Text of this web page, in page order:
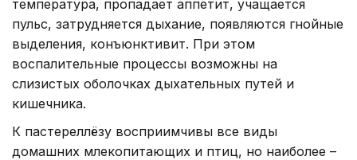
температура, пропадает аппетит, учащается
пульс, затрудняется дыхание, появляются гнойные
выделения, конъюнктивит. При этом
воспалительные процессы возможны на
слизистых оболочках дыхательных путей и
кишечника.
К пастереллёзу восприимчивы все виды
домашних млекопитающих и птиц, но наиболее –